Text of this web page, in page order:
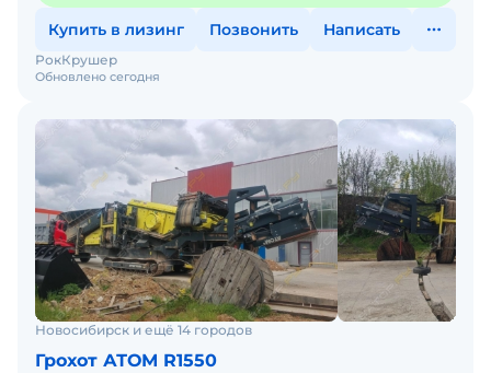
Купить в лизинг Позвонить Написать
Обновлено сегодня
РокКрушер
Новосибирск и ещё 14 городов
Грохот АТОМ R1550